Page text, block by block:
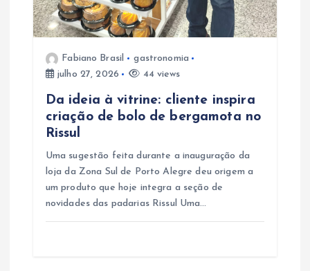
Fabiano Brasil
gastronomia
julho 27, 2026
44 views
Da ideia à vitrine: cliente inspira
criação de bolo de bergamota no
Rissul
Uma sugestão feita durante a inauguração da
loja da Zona Sul de Porto Alegre deu origem a
um produto que hoje integra a seção de
novidades das padarias Rissul Uma…